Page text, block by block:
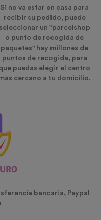
Si no va estar en casa para
recibir su pedido, puede
seleccionar un "parcelshop
o punto de recogida de
paquetes" hay millones de
puntos de recogida, para
puedas elegir el centro
cercano a tu domicilio.
bancaria, Paypal